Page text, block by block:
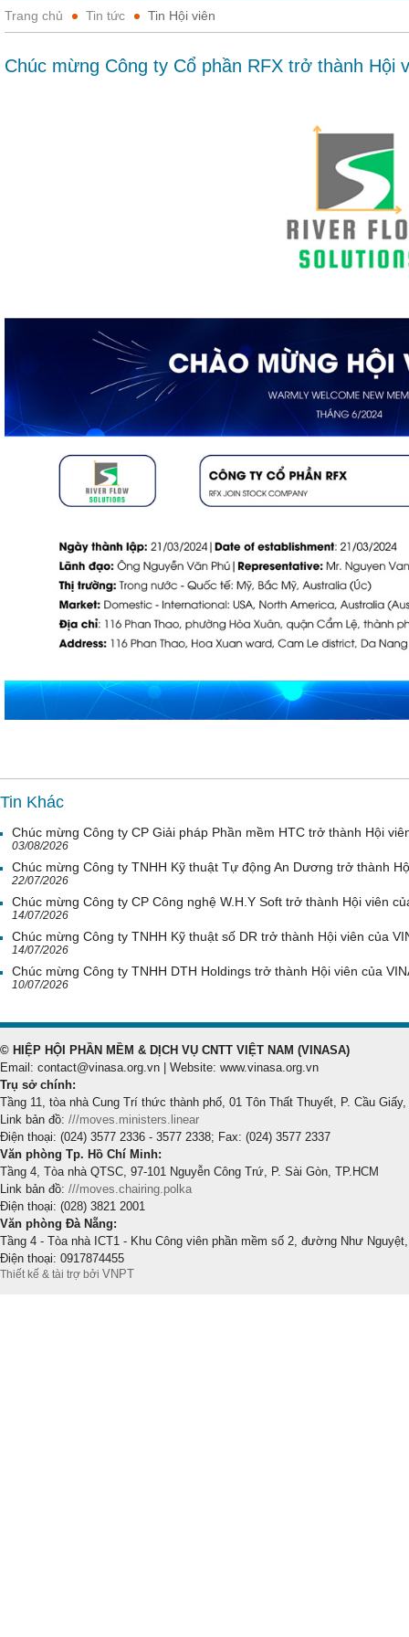
Trang chủ Tin tức Tin Hội viên
Chúc mừng Công ty Cổ phần RFX trở thành Hội
Tin Khác
Chúc mừng Công ty CP Giải pháp Phần mềm HTC trở thành Hội
03/08/2026
Chúc mừng Công ty TNHH Kỹ thuật Tự động An Dương trở thành
22/07/2026
Chúc mừng Công ty CP Công nghệ W.H.Y Soft trở thành Hội viên
14/07/2026
Chúc mừng Công ty TNHH Kỹ thuật số DR trở thành Hội viên của
14/07/2026
Chúc mừng Công ty TNHH DTH Holdings trở thành Hội viên của
10/07/2026
© HIỆP HỘI PHẦN MỀM & DỊCH VỤ CNTT VIỆT NAM (VINASA)
Email: contact@vinasa.org.vn | Website: www.vinasa.org.vn
Trụ sở chính:
Tầng 11, tòa nhà Cung Trí thức thành phố, 01 Tôn Thất Thuyết, P. Cầu Giấy,
Link bản đồ: ///moves.ministers.linear
Điện thoại: (024) 3577 2336 - 3577 2338; Fax: (024) 3577 2337
Văn phòng Tp. Hồ Chí Minh:
Tầng 4, Tòa nhà QTSC, 97-101 Nguyễn Công Trứ, P. Sài Gòn, TP.HCM
Link bản đồ: ///moves.chairing.polka
Điện thoại: (028) 3821 2001
Văn phòng Đà Nẵng:
Tầng 4 - Tòa nhà ICT1 - Khu Công viên phần mềm số 2, đường Như
Điện thoại: 0917874455
Thiết kế & tài trợ bởi VNPT